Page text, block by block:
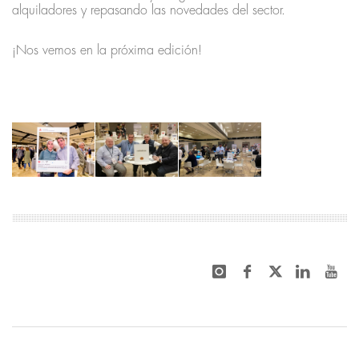
alquiladores y repasando las novedades del sector.
¡Nos vemos en la próxima edición!